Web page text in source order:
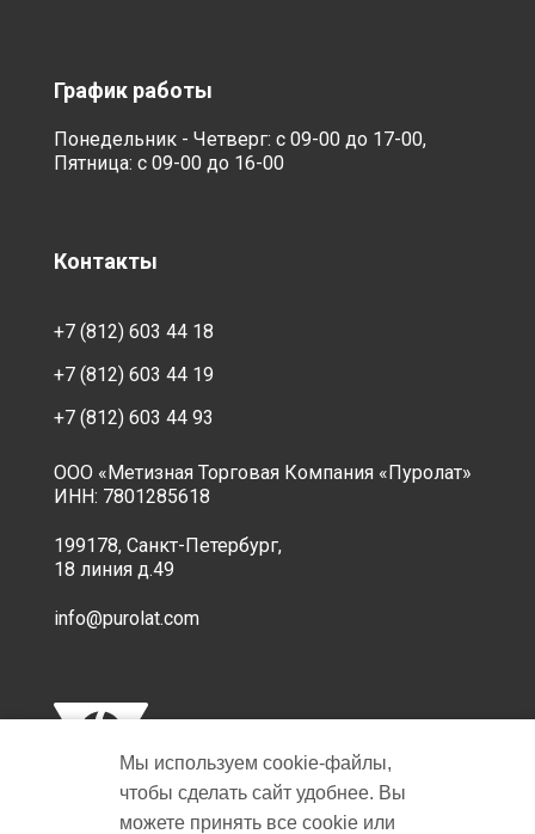
График работы
Понедельник - Четверг: с 09-00 до 17-00,
Пятница: с 09-00 до 16-00
Контакты
+7 (812) 603 44 18
+7 (812) 603 44 19
+7 (812) 603 44 93
ООО «Метизная Торговая Компания «Пуролат»
ИНН: 7801285618
199178, Санкт-Петербург,
18 линия д.49
info@purolat.com
Мы используем cookie‑файлы,
чтобы сделать сайт удобнее. Вы
можете принять все cookie или